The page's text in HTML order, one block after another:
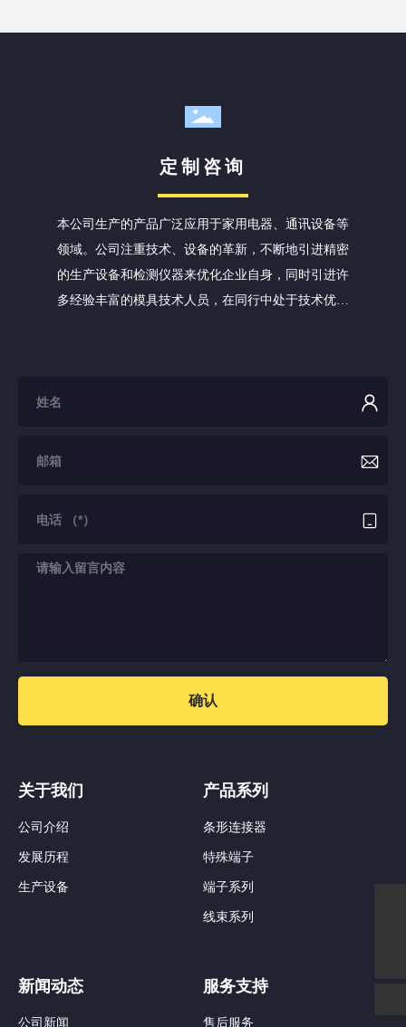
定制咨询
本公司生产的产品广泛应用于家用电器、通讯设备等
领域。公司注重技术、设备的革新，不断地引进精密
的生产设备和检测仪器来优化企业自身，同时引进许
多经验丰富的模具技术人员，在同行中处于技术优势
确认
关于我们
公司介绍
发展历程
生产设备
产品系列
条形连接器
特殊端子
端子系列
线束系列
新闻动态
公司新闻
服务支持
售后服务
nbzcd@hotmail.com